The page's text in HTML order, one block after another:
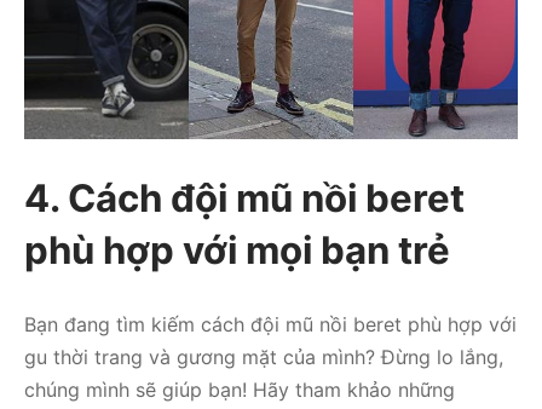
4. Cách đội mũ nồi beret
phù hợp với mọi bạn trẻ
Bạn đang tìm kiếm cách đội mũ nồi beret phù hợp với
gu thời trang và gương mặt của mình? Đừng lo lắng,
chúng mình sẽ giúp bạn! Hãy tham khảo những